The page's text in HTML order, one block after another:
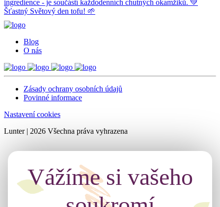
Blog
O nás
Zásady ochrany osobních údajů
Povinné informace
Nastavení cookies
Lunter | 2026 Všechna práva vyhrazena
Vážíme si vašeho